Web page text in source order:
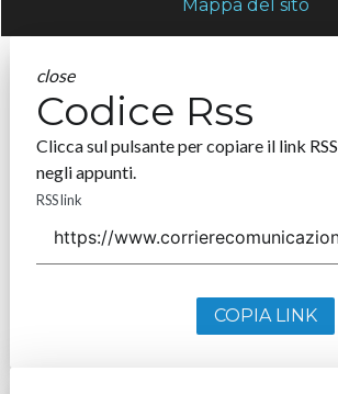
Mappa del sito
close
Codice Rss
Clicca sul pulsante per copiare il link RSS
negli appunti.
RSS link
COPIA LINK